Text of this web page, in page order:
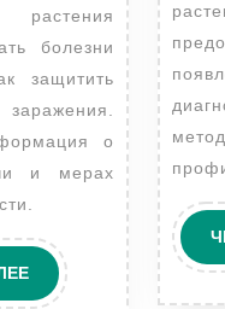
болезни
защитить
о
и мерах
ЧИТАТЬ
ДАЛЕЕ